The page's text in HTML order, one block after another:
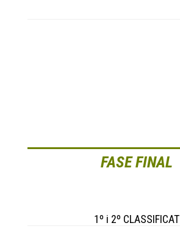
FASE FINAL
1º i 2º CLASSIFICAT